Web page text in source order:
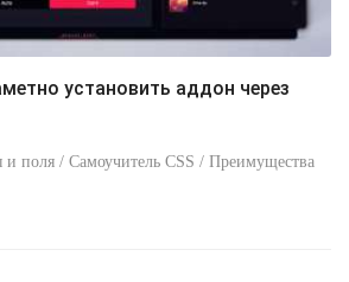
установить аддон через
поля / Самоучитель CSS / Преимущества